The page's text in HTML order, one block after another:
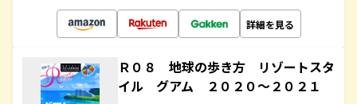
詳細を見る
Ｒ０８ 地球の歩き方 リゾートスタ
イル グアム ２０２０～２０２１